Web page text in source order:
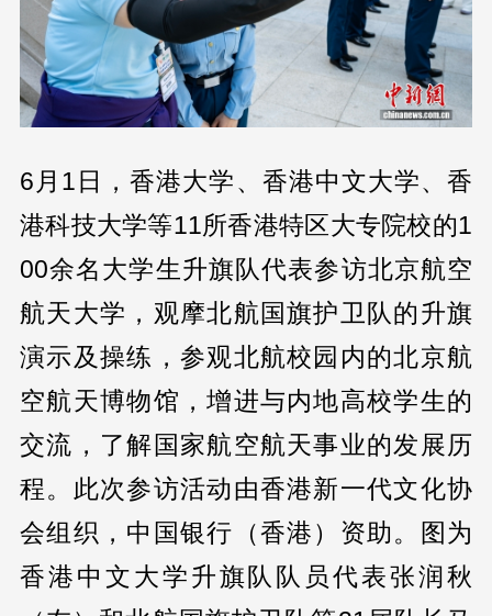
6月1日，香港大学、香港中文大学、香
港科技大学等11所香港特区大专院校的1
00余名大学生升旗队代表参访北京航空
航天大学，观摩北航国旗护卫队的升旗
演示及操练，参观北航校园内的北京航
空航天博物馆，增进与内地高校学生的
交流，了解国家航空航天事业的发展历
程。此次参访活动由香港新一代文化协
会组织，中国银行（香港）资助。图为
香港中文大学升旗队队员代表张润秋